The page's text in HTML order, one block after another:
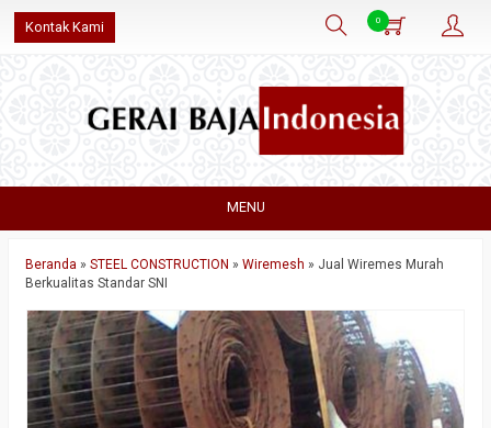
Kontak Kami 0
MENU
Beranda » STEEL CONSTRUCTION » Wiremesh » Jual Wiremes Murah
Berkualitas Standar SNI